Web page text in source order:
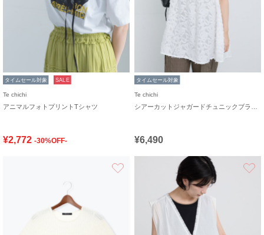
タイムセール対象 SALE
Te chichi
アニマルフォトプリントTシャツ
¥2,772 -30%OFF-
タイムセール対象
Te chichi
¥6,490